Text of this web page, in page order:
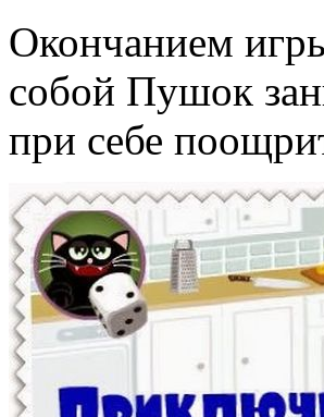
Окончанием
собой Пушок
при себе